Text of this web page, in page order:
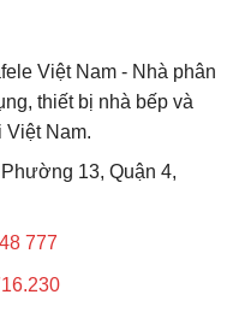
Việt Nam - Nhà phân
thiết bị nhà bếp và
Việt Nam.
13, Quận 4,
777